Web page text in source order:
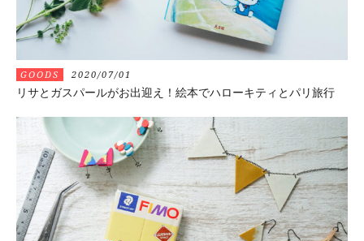
GOODS 2020/07/01
リサとガスパールがお出迎え！絵本でハローキティとパリ旅行